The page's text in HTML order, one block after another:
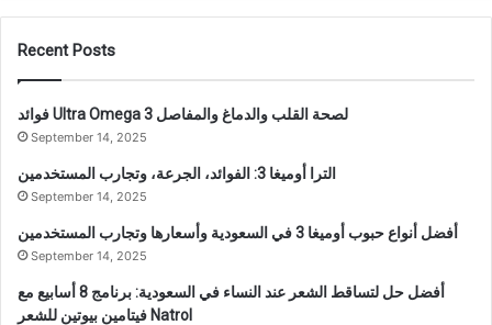
Recent Posts
فوائد Ultra Omega 3 لصحة القلب والدماغ والمفاصل
September 14, 2025
الترا أوميغا 3: الفوائد، الجرعة، وتجارب المستخدمين
September 14, 2025
أفضل أنواع حبوب أوميغا 3 في السعودية وأسعارها وتجارب المستخدمين
September 14, 2025
أفضل حل لتساقط الشعر عند النساء في السعودية: برنامج 8 أسابيع مع
فيتامين بيوتين للشعر Natrol